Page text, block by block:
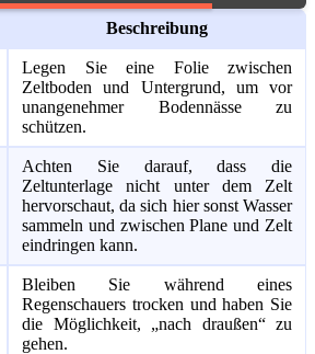
Beschreibung
Legen Sie eine Folie zwischen
Zeltboden und Untergrund, um vor
unangenehmer Bodennässe zu
schützen.
Achten Sie darauf, dass die
Zeltunterlage nicht unter dem Zelt
hervorschaut, da sich hier sonst Wasser
sammeln und zwischen Plane und Zelt
eindringen kann.
Bleiben Sie während eines
Regenschauers trocken und haben Sie
die Möglichkeit, „nach draußen“ zu
gehen.